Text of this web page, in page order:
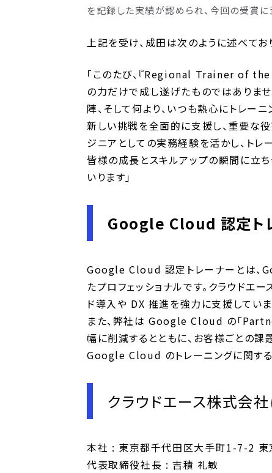
を記録した実績が認められ、今回の受賞に
上記を受け、成田は次のように述べてお
「このたび、『Regional Trainer of the
の力だけで成し遂げたものではありま
陣、そして何より、いつも熱心にトレー
新しい挑戦を全面的に支援し、重要な
ジニアとしての実務経験を活かし、トレ
皆様の成長とスキルアップの瞬間に立
いります」
Google Cloud 認定ト
Google Cloud 認定トレーナーとは、
たプロフェッショナルです。クラウド
ド導入や DX 推進を強力に支援していま
また、弊社は Google Cloud の「
幅に削減するとともに、お客様ごとの課
Google Cloud のトレーニングに関する
クラウドエース株式会
本社 : 東京都千代田区大手町1-7-2 東
代表取締役社長 : 吉積 礼敏